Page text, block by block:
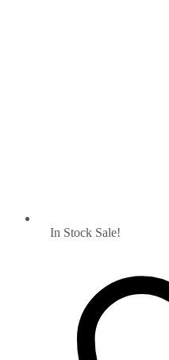
In Stock Sale!